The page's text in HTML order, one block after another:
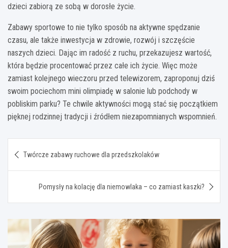
dzieci zabiorą ze sobą w dorosłe życie.
Zabawy sportowe to nie tylko sposób na aktywne spędzanie
czasu, ale także inwestycja w zdrowie, rozwój i szczęście
naszych dzieci. Dając im radość z ruchu, przekazujesz wartość,
która będzie procentować przez całe ich życie. Więc może
zamiast kolejnego wieczoru przed telewizorem, zaproponuj dziś
swoim pociechom mini olimpiadę w salonie lub podchody w
pobliskim parku? Te chwile aktywności mogą stać się początkiem
pięknej rodzinnej tradycji i źródłem niezapomnianych wspomnień.
wpisu
Twórcze zabawy ruchowe dla przedszkolaków
Pomysły na kolację dla niemowlaka – co zamiast kaszki?